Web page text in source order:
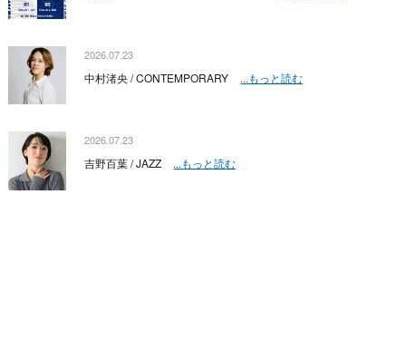
2026.07.23
中村渚央 / CONTEMPORARY ...もっと読む
2026.07.23
吉野百葉 / JAZZ ...もっと読む